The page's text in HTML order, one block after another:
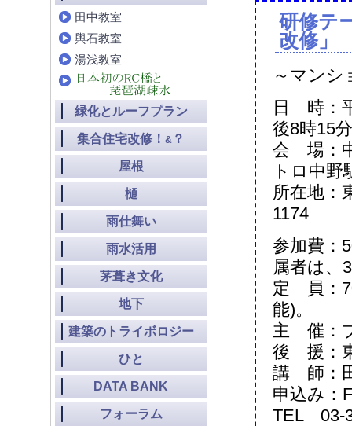
研修テ
改修」
～マンシ
日 時：
後8時15分
会 場：
トロ中野
所在地：
1174
参加費：
属者は、
定 員：
能)。
主 催：
後 援：
講 師：
申込み：
TEL 03-
田中教室
輿石教室
湯浅教室
緑化とルーフプラン
集合住宅改修！ & ？
屋根
樋
雨仕舞い
雨水活用
茅葺き文化
地下
建築のトライボロジー
ひと
DATA BANK
フォーラム